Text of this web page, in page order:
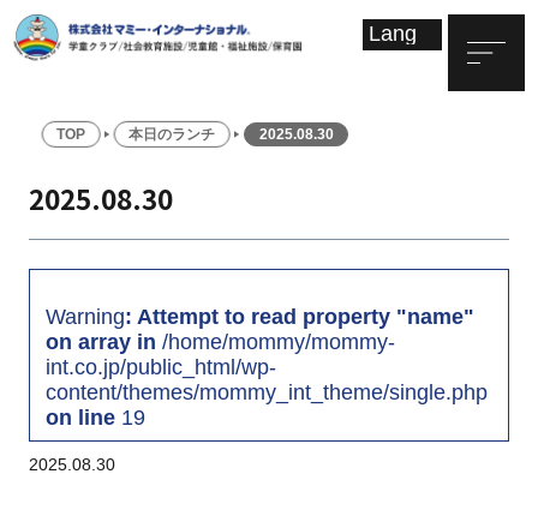
TOP 本日のランチ 2025.08.30
2025.08.30
Warning: Attempt to read property "name"
on array in /home/mommy/mommy-
int.co.jp/public_html/wp-
content/themes/mommy_int_theme/single.php
on line 19
2025.08.30